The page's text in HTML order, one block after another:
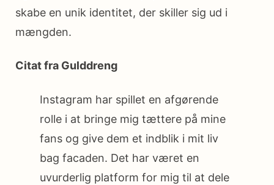
skabe en unik identitet, der skiller sig ud i
mængden.
Citat fra Gulddreng
Instagram har spillet en afgørende
rolle i at bringe mig tættere på mine
fans og give dem et indblik i mit liv
bag facaden. Det har været en
uvurderlig platform for mig til at dele